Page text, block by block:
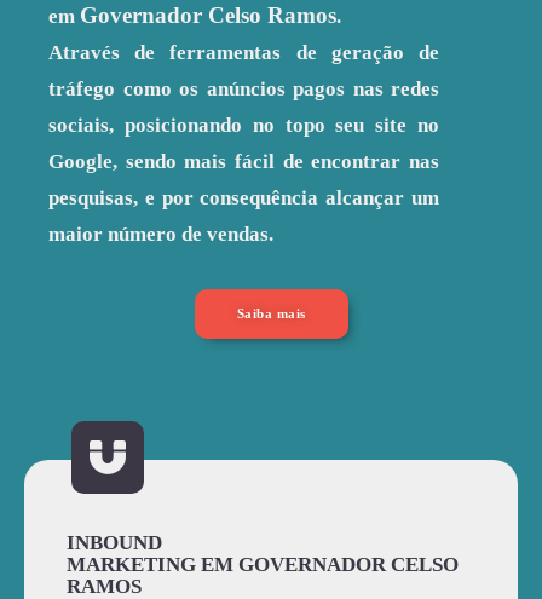
em Governador Celso Ramos.
Através de ferramentas de geração de
tráfego como os anúncios pagos nas redes
sociais, posicionando no topo seu site no
Google, sendo mais fácil de encontrar nas
pesquisas, e por consequência alcançar um
maior número de vendas.
Saiba mais
INBOUND
MARKETING EM GOVERNADOR CELSO
RAMOS